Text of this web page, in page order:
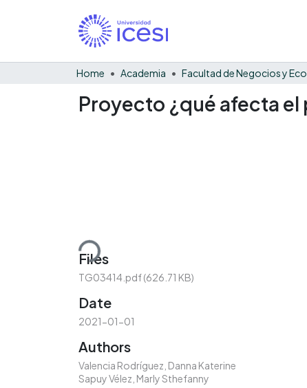
Home Academia
Proyecto ¿qué afecta el
Loading...
Files
TG03414.pdf(626.71 KB)
Date
2021-01-01
Authors
Valencia Rodríguez, Danna Katerine
Sapuy Vélez, Marly Sthefanny